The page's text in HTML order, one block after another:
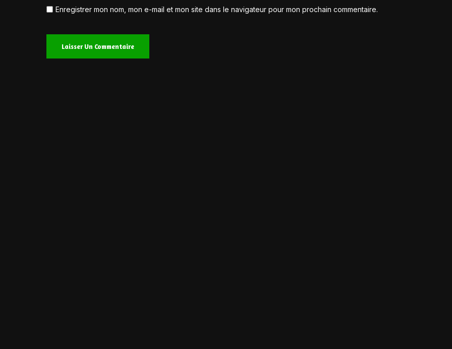
Enregistrer mon nom, mon e-mail et mon site dans le navigateur pour mon prochain commentaire.